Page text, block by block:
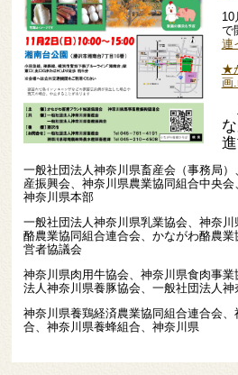
10
で
連
★
画
一般社団法人神奈川県畜産会（事務局
産振興会、神奈川県農業協同組合中央
神奈川県本部
一般社団法人神奈川県乳業協会、神奈
酪農業協同組合連合会、かながわ酪農
営者協議会
神奈川県肉用牛協会、神奈川県食肉事
法人神奈川県養豚協会、一般社団法人
神奈川県養鶏経済農業協同組合連合会
合、神奈川県養蜂組合、神奈川県